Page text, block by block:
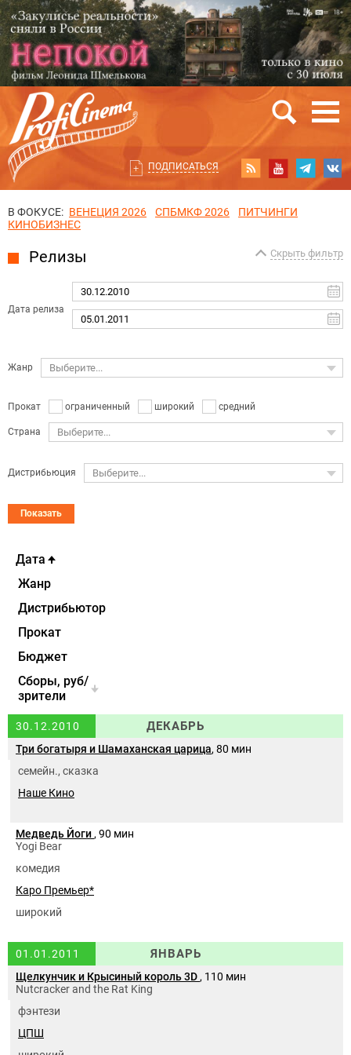
ПОДПИСАТЬСЯ
В ФОКУСЕ: ВЕНЕЦИЯ 2026 СПБМКФ 2026
ПИТЧИНГИ
КИНОБИЗНЕС
Скрыть фильтр
Релизы
Дата релиза
Жанр Выберите...
Прокат ограниченный широкий средний
Страна Выберите...
Дистрибьюция Выберите...
Показать
Дата
Жанр
Дистрибьютор
Прокат
Бюджет
Cборы, руб/
зрители
30.12.2010 ДЕКАБРЬ
Три богатыря и Шамаханская царица, 80 мин
семейн., сказка
Наше Кино
Медведь Йоги, 90 мин
Yogi Bear
комедия
Каро Премьер*
широкий
01.01.2011 ЯНВАРЬ
Щелкунчик и Крысиный король 3D, 110 мин
Nutcracker and the Rat King
фэнтези
ЦПШ